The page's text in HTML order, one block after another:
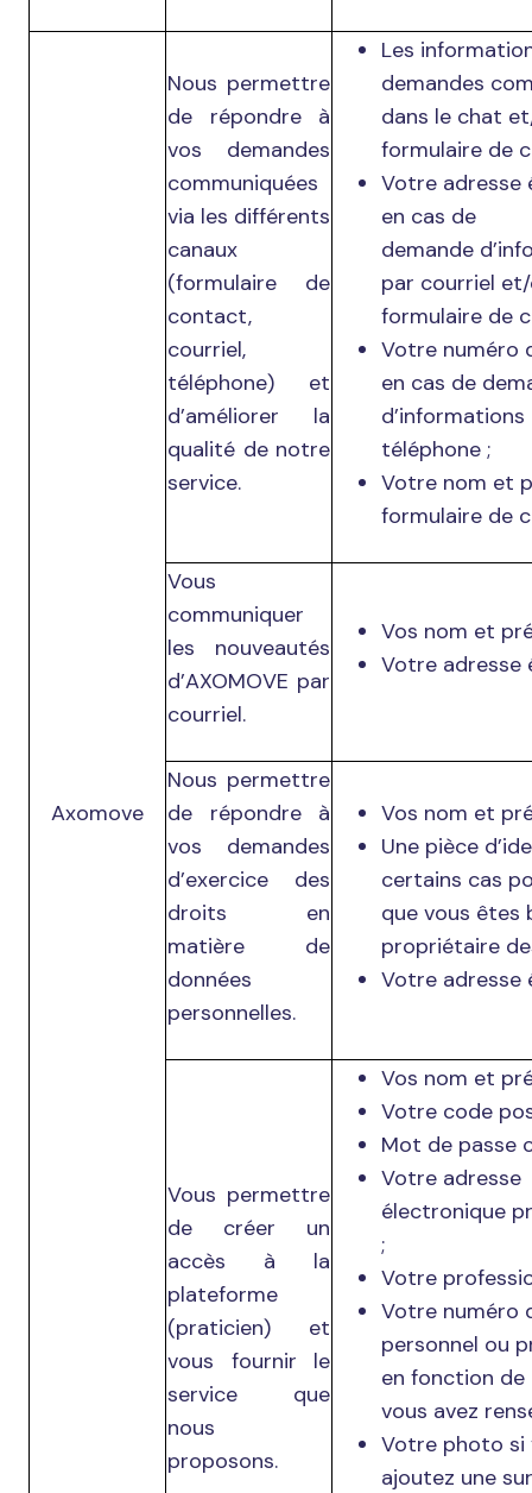
Axomove
Nous permettre
de répondre à
vos demandes
communiquées
via les différents
canaux
(formulaire de
contact,
courriel,
téléphone) et
d’améliorer la
qualité de notre
service.
Les
demandes
dans le chat
formulaire de
Votre adresse
en cas de
demande
par courriel
formulaire de
Votre numéro
en cas de
d’informations
téléphone ;
Votre nom et
formulaire de
Vous
communiquer
les nouveautés
d’AXOMOVE par
courriel.
Vos nom et
Votre adresse
Nous permettre
de répondre à
vos demandes
d’exercice des
droits en
matière de
données
personnelles.
Vos nom et
Une pièce
certains cas
que vous êtes
propriétaire
Votre adresse
Vous permettre
de créer un
accès à la
plateforme
(praticien) et
vous fournir le
service que
nous
proposons.
Vos nom et
Votre code
Mot de passe
Votre adresse
électronique
;
Votre
Votre numéro
personnel ou
en fonction de
vous avez
Votre photo si
ajoutez une